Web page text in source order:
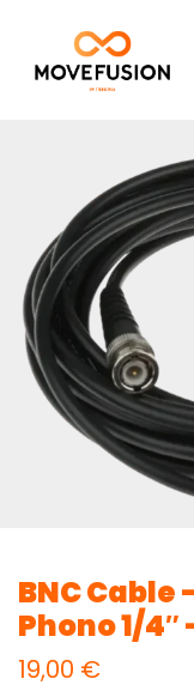
BNC Cable
Phono 1/4″
19,00 €